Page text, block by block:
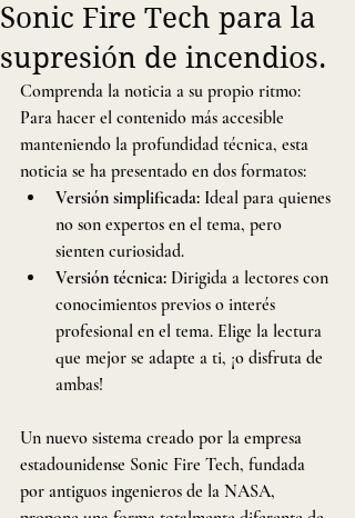
Sonic Fire Tech para la
supresión de incendios.
Comprenda la noticia a su propio ritmo:
Para hacer el contenido más accesible
manteniendo la profundidad técnica, esta
noticia se ha presentado en dos formatos:
Versión simplificada: Ideal para quienes
no son expertos en el tema, pero
sienten curiosidad.
Versión técnica: Dirigida a lectores con
conocimientos previos o interés
profesional en el tema. Elige la lectura
que mejor se adapte a ti, ¡o disfruta de
ambas!
Un nuevo sistema creado por la empresa
estadounidense Sonic Fire Tech, fundada
por antiguos ingenieros de la NASA,